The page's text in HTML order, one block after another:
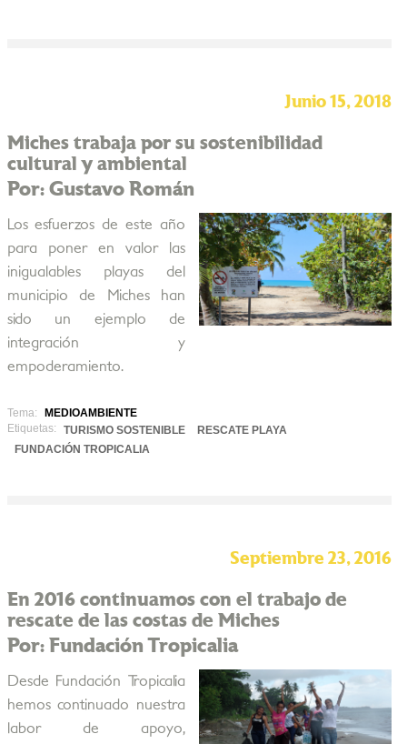
Junio 15, 2018
Miches trabaja por su sostenibilidad
cultural y ambiental
Por: Gustavo Román
Los esfuerzos de este año
para poner en valor las
inigualables playas del
municipio de Miches han
sido un ejemplo de
integración y
empoderamiento.
Tema:
MEDIOAMBIENTE
Etiquetas:
TURISMO SOSTENIBLE
RESCATE PLAYA
FUNDACIÓN TROPICALIA
Septiembre 23, 2016
En 2016 continuamos con el trabajo de
rescate de las costas de Miches
Por: Fundación Tropicalia
Desde Fundación Tropicalia
hemos continuado nuestra
labor de apoyo,